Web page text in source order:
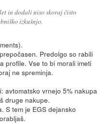
in dodali niso skoraj čisto
izkušnjo.
Predolgo so rabili
profile. Vse to bi morali imeti
ne spreminja.
avtomatsko vrnejo 5% nakupa
druge nakupe.
S tem je EGS dejansko